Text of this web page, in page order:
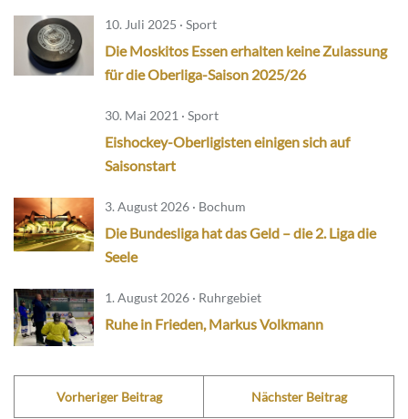
10. Juli 2025 · Sport
Die Moskitos Essen erhalten keine Zulassung
für die Oberliga-Saison 2025/26
30. Mai 2021 · Sport
Eishockey-Oberligisten einigen sich auf
Saisonstart
3. August 2026 · Bochum
Die Bundesliga hat das Geld – die 2. Liga die
Seele
1. August 2026 · Ruhrgebiet
Ruhe in Frieden, Markus Volkmann
Vorheriger Beitrag Nächster Beitrag